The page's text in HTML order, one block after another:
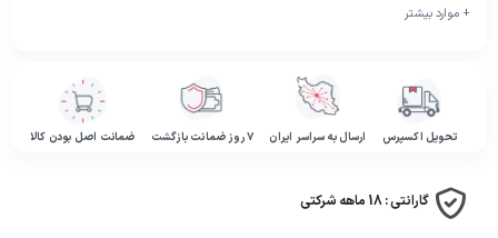
+ موارد بیشتر
تحویل اکسپرس ارسال به سراسر ایران ۷ روز ضمانت بازگشت ضمانت اصل بودن کالا
گارانتی :18 ماهه شرکتی